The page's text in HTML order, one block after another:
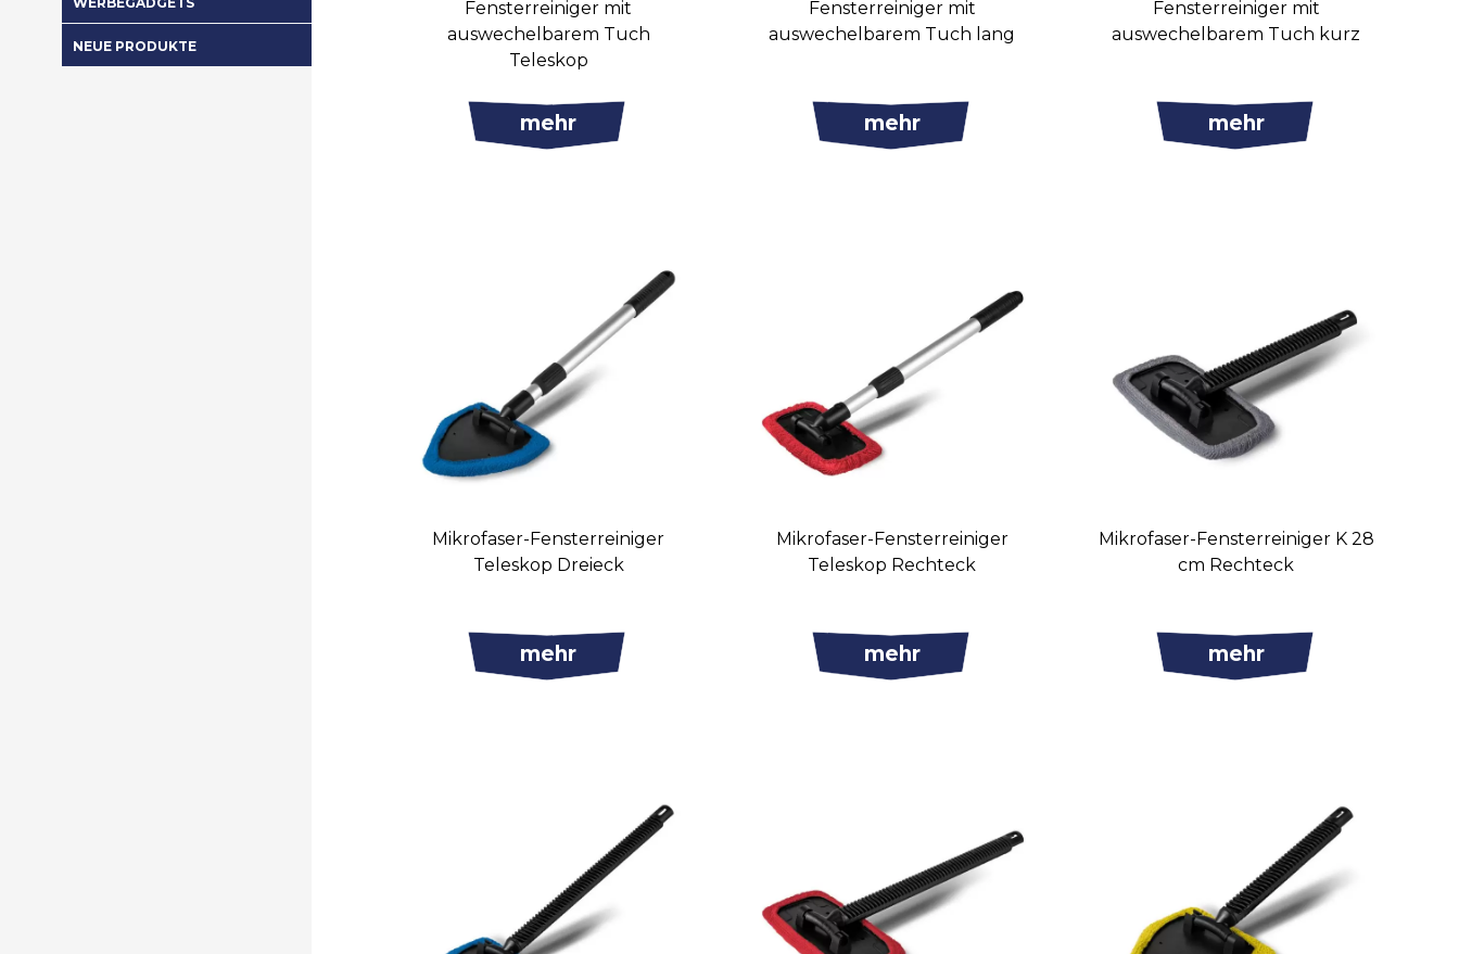
NEUE PRODUKTE
Fensterreiniger mit
auswechelbarem Tuch
Teleskop
mehr
Fensterreiniger mit
auswechelbarem Tuch lang
mehr
Fensterreiniger mit
auswechelbarem Tuch kurz
mehr
Mikrofaser-Fensterreiniger
Teleskop Dreieck
mehr
Mikrofaser-Fensterreiniger
Teleskop Rechteck
mehr
Mikrofaser-Fensterreiniger K 28
cm Rechteck
mehr